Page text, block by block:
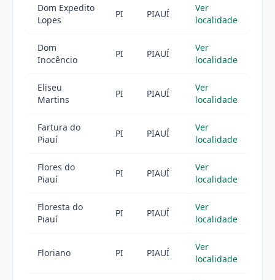
Dom Expedito
Lopes
PI PIAUÍ
Ver
localidade
Dom
Inocêncio
PI PIAUÍ
Ver
localidade
Eliseu
Martins
PI PIAUÍ
Ver
localidade
Fartura do
Piauí
PI PIAUÍ
Ver
localidade
Flores do
Piauí
PI PIAUÍ
Ver
localidade
Floresta do
Piauí
PI PIAUÍ
Ver
localidade
Floriano PI PIAUÍ
Ver
localidade